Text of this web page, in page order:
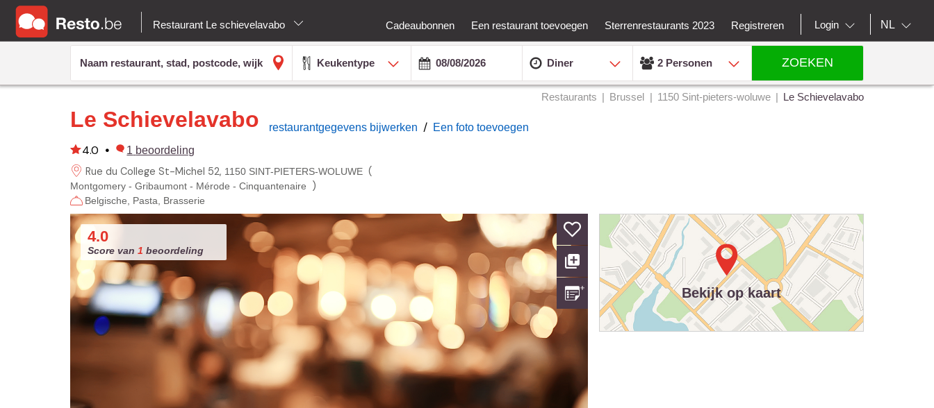
Restaurant Le schievelavabo Cadeaubonnen Een restaurant toevoegen Sterrenrestaurants 2023 Registreren Login NL
Keukentype Diner 2 Personen ZOEKEN
Restaurants Brussel 1150 Sint-pieters-woluwe Le Schievelavabo
Le Schievelavabo restaurantgegevens bijwerken / Een foto toevoegen
4.0 • 1 beoordeling
Rue du College St-Michel 52 1150 SINT-PIETERS-WOLUWE(
Montgomery - Gribaumont - Mérode - Cinquantenaire )
Belgische Pasta Brasserie
4.0
Score van 1 beoordeling
Bekijk op kaart